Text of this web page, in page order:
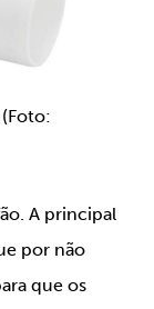
A principal
por não
que os